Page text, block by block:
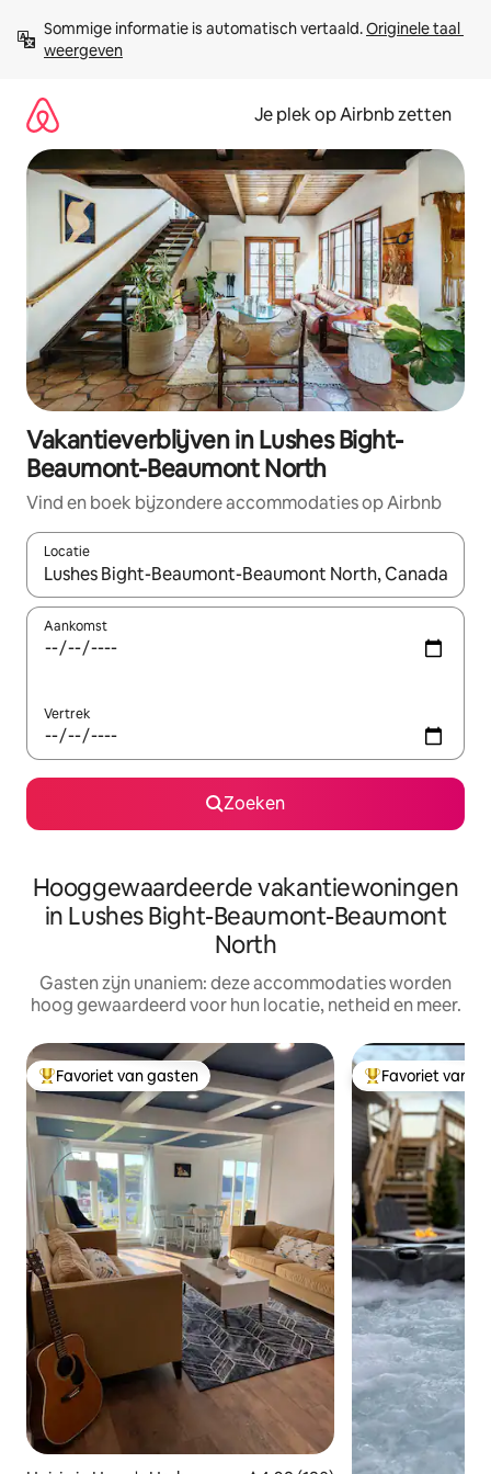
direct
naar
Sommige informatie is automatisch vertaald. Originele taal
weergeven
Je plek op Airbnb zetten
Vakantieverblijven in Lushes Bight-
Beaumont-Beaumont North
Vind en boek bijzondere accommodaties op Airbnb
Locatie
Wanneer er resultaten beschikbaar zijn, maak je een keuze
Aankomst
Vertrek
Zoeken
Hooggewaardeerde vakantiewoningen
in Lushes Bight-Beaumont-Beaumont
North
Gasten zijn unaniem: deze accommodaties worden
hoog gewaardeerd voor hun locatie, netheid en meer.
Topfavoriet van gasten
Favoriet van gasten Topfavoriet van
Favoriet van